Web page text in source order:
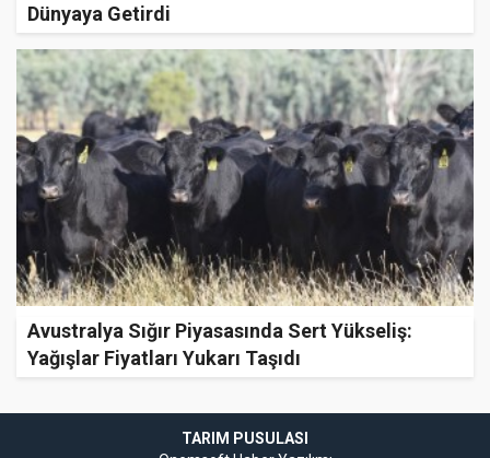
Dünyaya Getirdi
Avustralya Sığır Piyasasında Sert Yükseliş:
Yağışlar Fiyatları Yukarı Taşıdı
TARIM PUSULASI